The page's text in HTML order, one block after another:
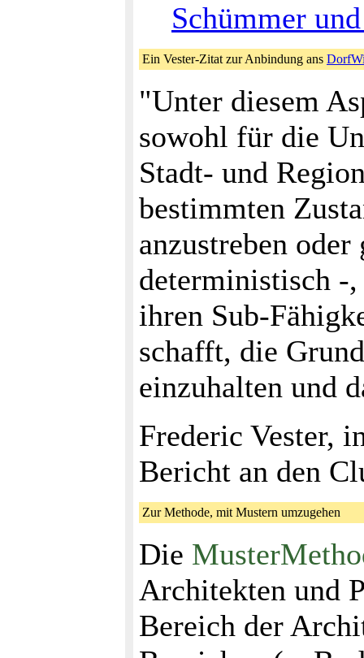
Schümmer
Ein Vester-Zitat zur Anbindung ans
"Unter diesem
sowohl für die
Stadt- und
bestimmten
anzustreben
deterministisch -
ihren Sub-
schafft, die
einzuhalten und
Frederic Vester,
Bericht an den
Zur Methode, mit Mustern umzugehen
Die
Architekten und
Bereich der